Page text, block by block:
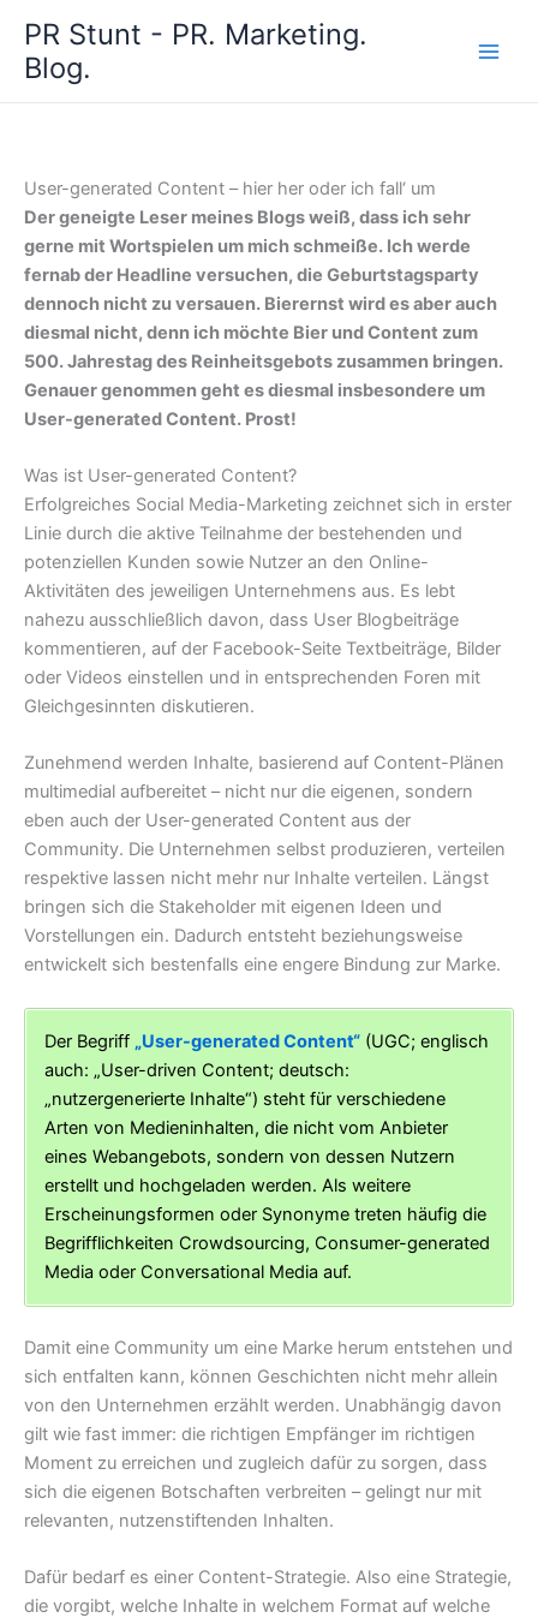
Inhalt
springen
PR Stunt - PR. Marketing.
Blog.
User-generated Content – hier her oder ich fall‘ um
Der geneigte Leser meines Blogs weiß, dass ich sehr
gerne mit Wortspielen um mich schmeiße. Ich werde
fernab der Headline versuchen, die Geburtstagsparty
dennoch nicht zu versauen. Bierernst wird es aber auch
diesmal nicht, denn ich möchte Bier und Content zum
500. Jahrestag des Reinheitsgebots zusammen bringen.
Genauer genommen geht es diesmal insbesondere um
User-generated Content. Prost!
Was ist User-generated Content?
Erfolgreiches Social Media-Marketing zeichnet sich in erster
Linie durch die aktive Teilnahme der bestehenden und
potenziellen Kunden sowie Nutzer an den Online-
Aktivitäten des jeweiligen Unternehmens aus. Es lebt
nahezu ausschließlich davon, dass User Blogbeiträge
kommentieren, auf der Facebook-Seite Textbeiträge, Bilder
oder Videos einstellen und in entsprechenden Foren mit
Gleichgesinnten diskutieren.
Zunehmend werden Inhalte, basierend auf Content-Plänen
multimedial aufbereitet – nicht nur die eigenen, sondern
eben auch der User-generated Content aus der
Community. Die Unternehmen selbst produzieren, verteilen
respektive lassen nicht mehr nur Inhalte verteilen. Längst
bringen sich die Stakeholder mit eigenen Ideen und
Vorstellungen ein. Dadurch entsteht beziehungsweise
entwickelt sich bestenfalls eine engere Bindung zur Marke.
Der Begriff „User-generated Content“(UGC; englisch
auch: „User-driven Content; deutsch:
„nutzergenerierte Inhalte“) steht für verschiedene
Arten von Medieninhalten, die nicht vom Anbieter
eines Webangebots, sondern von dessen Nutzern
erstellt und hochgeladen werden. Als weitere
Erscheinungsformen oder Synonyme treten häufig die
Begrifflichkeiten Crowdsourcing, Consumer-generated
Media oder Conversational Media auf.
Damit eine Community um eine Marke herum entstehen und
sich entfalten kann, können Geschichten nicht mehr allein
von den Unternehmen erzählt werden. Unabhängig davon
gilt wie fast immer: die richtigen Empfänger im richtigen
Moment zu erreichen und zugleich dafür zu sorgen, dass
sich die eigenen Botschaften verbreiten – gelingt nur mit
relevanten, nutzenstiftenden Inhalten.
Dafür bedarf es einer Content-Strategie. Also eine Strategie,
die vorgibt, welche Inhalte in welchem Format auf welche